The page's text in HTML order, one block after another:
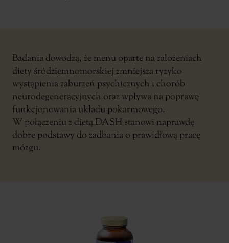
Badania dowodzą, że menu oparte na założeniach
diety śródziemnomorskiej zmniejsza ryzyko
wystąpienia zaburzeń psychicznych i chorób
neurodegeneracyjnych oraz wpływa na poprawę
funkcjonowania układu pokarmowego.
W połączeniu z dietą DASH stanowi naprawdę
dobre podstawy do zadbania o prawidłową pracę
mózgu.